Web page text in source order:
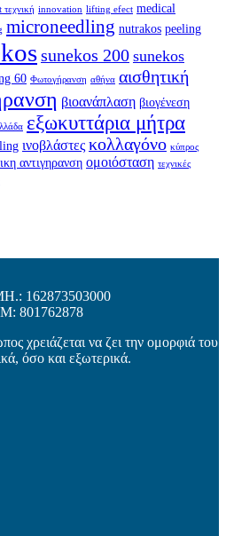
τεχνική innovation lifting efect medical
microneedling nutrakos peeling
sunekos 200 sunekos
60 Φωτογήρανση αθήνα αισθητική
βιοανάπλαση βιογένεση
εξωκυττάρια μήτρα
ινοβλάστες κολλαγόνο κύπρος
αντιγηρανση ομοιόσταση τεχνικές
162873503000
801762878
χρειάζεται να ζει την ομορφιά του
όσο και εξωτερικά.